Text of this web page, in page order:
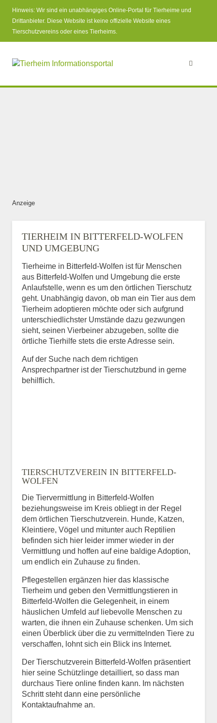
Hinweis: Wir sind ein unabhängiges Online-Portal für Tierheime und
Drittanbieter. Diese Website ist keine offizielle Website eines
Tierschutzvereins oder eines Tierheims.
Anzeige
TIERHEIM IN BITTERFELD-WOLFEN
UND UMGEBUNG
Tierheime in Bitterfeld-Wolfen ist für Menschen
aus Bitterfeld-Wolfen und Umgebung die erste
Anlaufstelle, wenn es um den örtlichen Tierschutz
geht. Unabhängig davon, ob man ein Tier aus dem
Tierheim adoptieren möchte oder sich aufgrund
unterschiedlichster Umstände dazu gezwungen
sieht, seinen Vierbeiner abzugeben, sollte die
örtliche Tierhilfe stets die erste Adresse sein.
Auf der Suche nach dem richtigen
Ansprechpartner ist der Tierschutzbund in gerne
behilflich.
TIERSCHUTZVEREIN IN BITTERFELD-
WOLFEN
Die Tiervermittlung in Bitterfeld-Wolfen
beziehungsweise im Kreis obliegt in der Regel
dem örtlichen Tierschutzverein. Hunde, Katzen,
Kleintiere, Vögel und mitunter auch Reptilien
befinden sich hier leider immer wieder in der
Vermittlung und hoffen auf eine baldige Adoption,
um endlich ein Zuhause zu finden.
Pflegestellen ergänzen hier das klassische
Tierheim und geben den Vermittlungstieren in
Bitterfeld-Wolfen die Gelegenheit, in einem
häuslichen Umfeld auf liebevolle Menschen zu
warten, die ihnen ein Zuhause schenken. Um sich
einen Überblick über die zu vermittelnden Tiere zu
verschaffen, lohnt sich ein Blick ins Internet.
Der Tierschutzverein Bitterfeld-Wolfen präsentiert
hier seine Schützlinge detailliert, so dass man
durchaus Tiere online finden kann. Im nächsten
Schritt steht dann eine persönliche
Kontaktaufnahme an.